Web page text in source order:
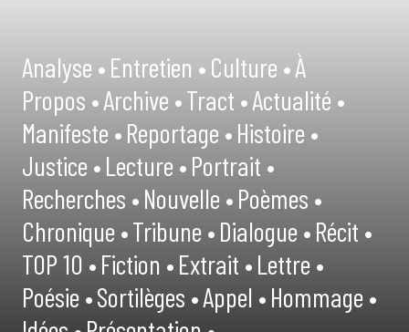
Analyse •Entretien •Culture •À
Propos •Archive •Tract •Actualité •
Manifeste •Reportage •Histoire •
Justice •Lecture •Portrait •
Recherches •Nouvelle •Poèmes •
Chronique •Tribune •Dialogue •Récit •
TOP 10 •Fiction •Extrait •Lettre •
Poésie •Sortilèges •Appel •Hommage •